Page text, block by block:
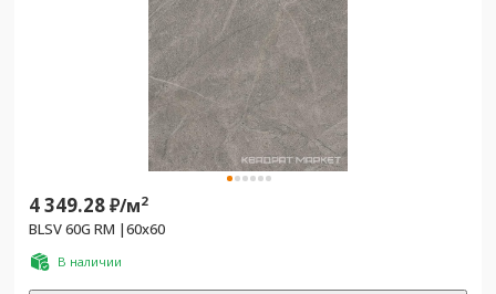
4 349.28₽/м2
BLSV 60G RM |60x60
В наличии